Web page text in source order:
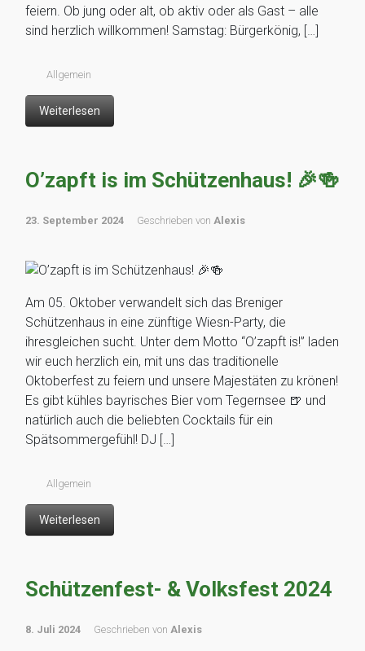
feiern. Ob jung oder alt, ob aktiv oder als Gast – alle
sind herzlich willkommen! Samstag: Bürgerkönig, […]
Allgemein
Weiterlesen
O’zapft is im Schützenhaus! 🎉🍻
23. September 2024 Geschrieben von Alexis
Am 05. Oktober verwandelt sich das Breniger
Schützenhaus in eine zünftige Wiesn-Party, die
ihresgleichen sucht. Unter dem Motto “O’zapft is!” laden
wir euch herzlich ein, mit uns das traditionelle
Oktoberfest zu feiern und unsere Majestäten zu krönen!
Es gibt kühles bayrisches Bier vom Tegernsee 🍺 und
natürlich auch die beliebten Cocktails für ein
Spätsommergefühl! DJ […]
Allgemein
Weiterlesen
Schützenfest- & Volksfest 2024
8. Juli 2024 Geschrieben von Alexis